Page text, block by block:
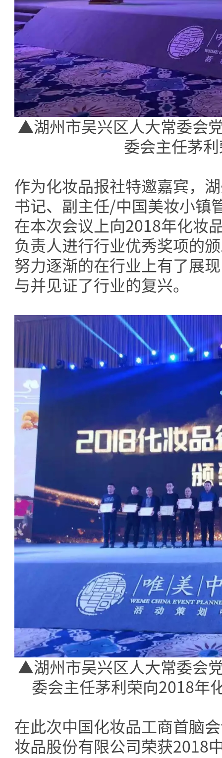
▲湖州市吴兴区人大常委会
委会主任茅
作为化妆品报社特邀嘉宾，
书记、副主任/中国美妆小镇
在本次会议上向2018年化妆
负责人进行行业优秀奖项的
努力逐渐的在行业上有了展
与并见证了行业的复兴。
▲湖州市吴兴区人大常委会
委会主任茅利荣向2018年
在此次中国化妆品工商首脑
妆品股份有限公司荣获2018